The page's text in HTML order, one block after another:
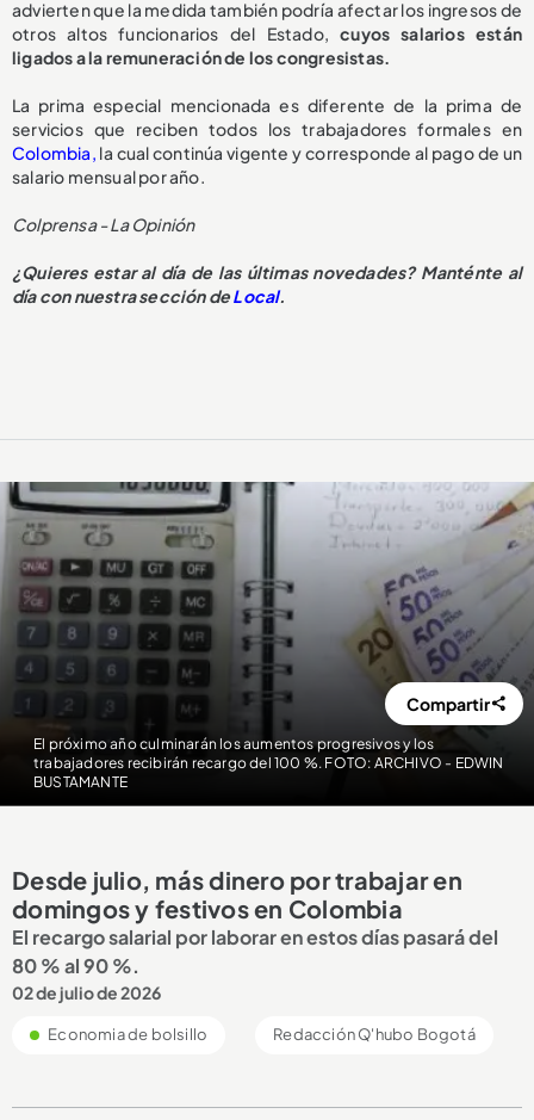
advierten que la medida también podría afectar los ingresos de
otros altos funcionarios del Estado,cuyos salarios están
ligados a la remuneración de los congresistas.
La prima especial mencionada es diferente de la prima de
servicios que reciben todos los trabajadores formales en
Colombia, la cual continúa vigente y corresponde al pago de un
salario mensual por año.
Colprensa - La Opinión
¿Quieres estar al día de las últimas novedades? Manténte al
día con nuestra sección deLocal.
El próximo año culminarán los aumentos progresivos y los
trabajadores recibirán recargo del 100 %. FOTO: ARCHIVO - EDWIN
BUSTAMANTE
Compartir
Desde julio, más dinero por trabajar en
domingos y festivos en Colombia
El recargo salarial por laborar en estos días pasará del
80 % al 90 %.
02 de julio de 2026
Economia de bolsillo Redacción Q'hubo Bogotá